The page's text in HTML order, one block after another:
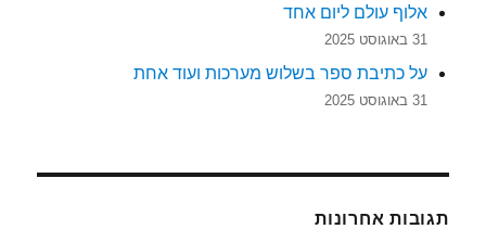
אלוף עולם ליום אחד
31 באוגוסט 2025
על כתיבת ספר בשלוש מערכות ועוד אחת
31 באוגוסט 2025
תגובות אחרונות